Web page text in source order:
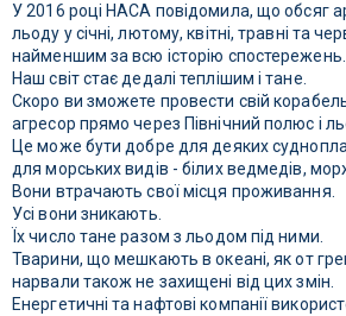
У 2016 році НАСА повідомила, що обсяг
льоду у січні, лютому, квітні, травні та
найменшим за всю історію спостережень.
Наш світ стає дедалі теплішим і тане.
Скоро ви зможете провести свій
агресор прямо через Північний полюс і
Це може бути добре для деяких
для морських видів - білих ведмедів,
Вони втрачають свої місця проживання.
Усі вони зникають.
Їх число тане разом з льодом під ними.
Тварини, що мешкають в океані, як от
нарвали також не захищені від цих змін.
Енергетичні та нафтові компанії